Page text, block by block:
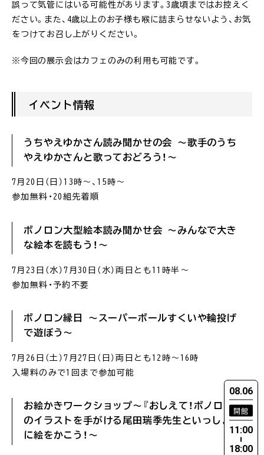
08.06
開館
11:00
18:00
誤って気管にはいる可能性があります。3歳頃まではお控えく
ださい。また、4歳以上のお子様も喉に詰まらせないよう、お気
をつけてお召し上がりください。
※今回の展示会はカフェのみの利用も可能です。
イベント情報
うちやえゆかさん読み聞かせの会 〜歌手のうち
やえゆかさんと歌っておどろう！〜
7月20日（日）13時〜、15時〜
参加無料・20組先着順
ボノロン大型絵本読み聞かせ会 〜みんなで大き
な絵本を読もう！〜
7月23日（水）7月30日（水）両日とも11時半〜
参加無料・予約不要
ボノロン縁日 〜スーパーボールすくいや輪投げ
で遊ぼう〜
7月26日（土）7月27日（日）両日とも12時〜16時
入場料のみで1回まで参加可能
お絵かきワークショップ〜『おしえて！ボノロン』
のイラストを手がける尾田瑞季先生といっしょ
に絵をかこう！〜